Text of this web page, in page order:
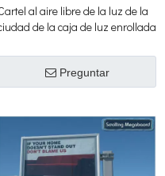
al aire libre de la luz de la
de la caja de luz enrollada
particulares
Preguntar